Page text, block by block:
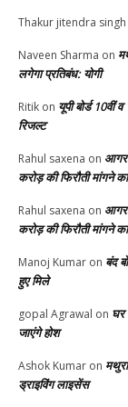
Thakur jitendra singh
Naveen Sharma on
लगेगा प्रतिबंध: योगी
Ritik on यूपी बोर्ड
रिजल्ट
Rahul saxena on
करोड़ की फिरौती मांगने
Rahul saxena on
करोड़ की फिरौती मांगने
Manoj Kumar on बंद
हुए मिले
gopal Agrawal on घर
जाएंगे होश
Ashok Kumar on
ड्राइविंग लाइसेंस